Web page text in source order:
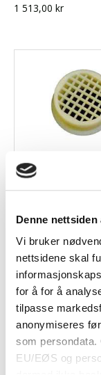
Denne
Vi bruker
nettsidene skal
for å for å
tilpasse
anonymiseres
som persondata.
EU/EØS og
1 513,00 kr
Sil
Perkins M130C og
56,25 kr